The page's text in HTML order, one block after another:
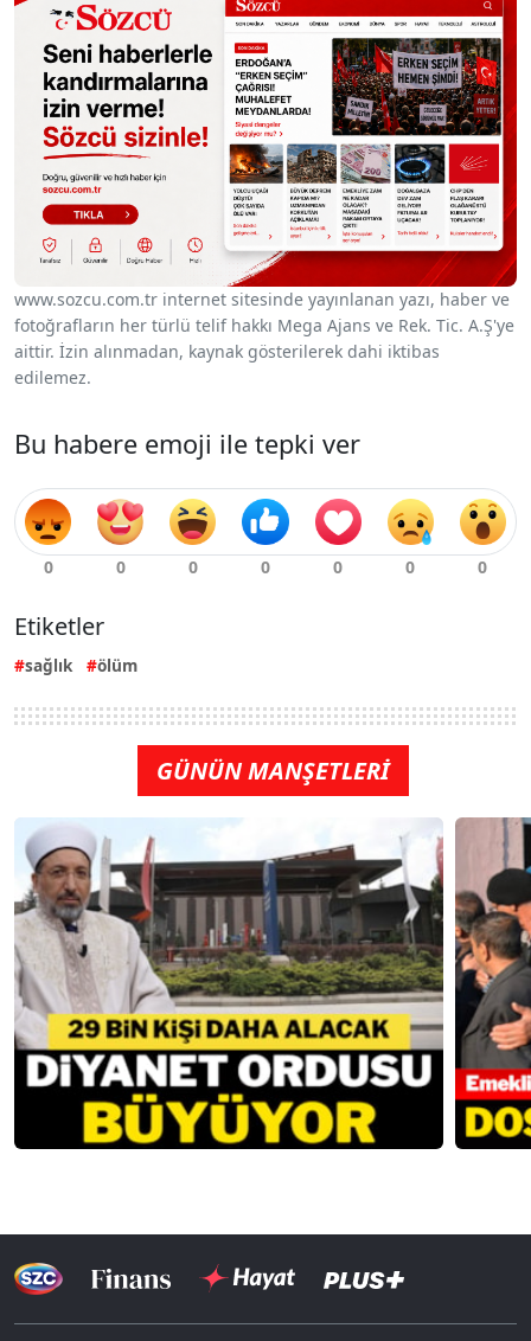
www.sozcu.com.tr internet sitesinde yayınlanan yazı, haber ve
fotoğrafların her türlü telif hakkı Mega Ajans ve Rek. Tic. A.Ş'ye
aittir. İzin alınmadan, kaynak gösterilerek dahi iktibas
edilemez.
Bu habere emoji ile tepki ver
Etiketler
sağlık ölüm
GÜNÜN MANŞETLERİ